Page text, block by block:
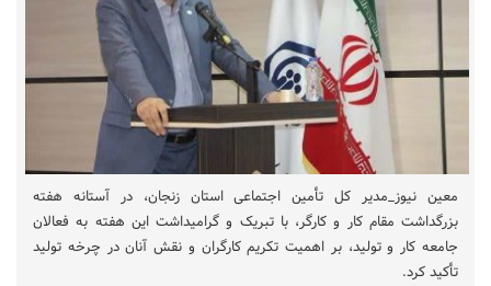
معین نیوز_مدیر کل تأمین اجتماعی استان زنجان، در آستانه هفته
بزرگداشت مقام کار و کارگر، با تبریک و گرامیداشت این هفته به فعالان
جامعه کار و تولید، بر اهمیت تکریم کارگران و نقش آنان در چرخه تولید
تأکید کرد.